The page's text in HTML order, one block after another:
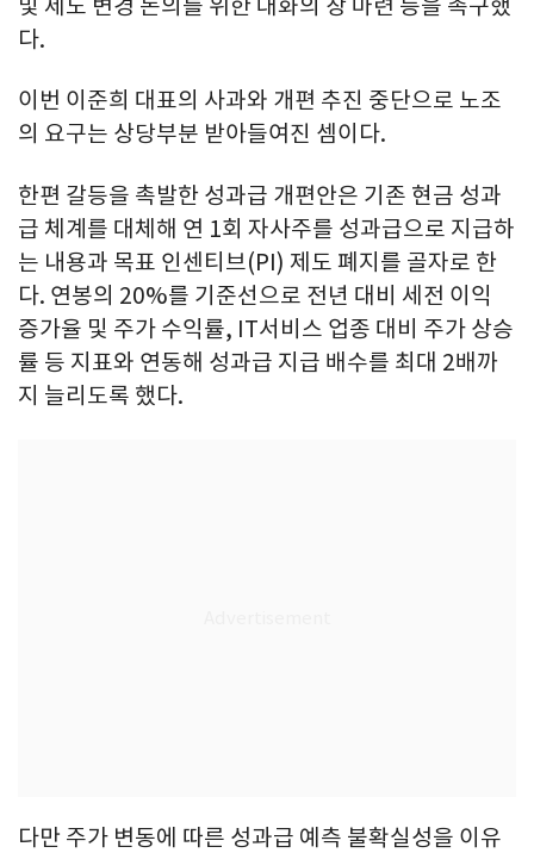
및 제도 변경 논의를 위한 대화의 장 마련 등을 촉구했
다.
이번 이준희 대표의 사과와 개편 추진 중단으로 노조
의 요구는 상당부분 받아들여진 셈이다.
한편 갈등을 촉발한 성과급 개편안은 기존 현금 성과
급 체계를 대체해 연 1회 자사주를 성과급으로 지급하
는 내용과 목표 인센티브(PI) 제도 폐지를 골자로 한
다. 연봉의 20%를 기준선으로 전년 대비 세전 이익
증가율 및 주가 수익률, IT서비스 업종 대비 주가 상승
률 등 지표와 연동해 성과급 지급 배수를 최대 2배까
지 늘리도록 했다.
다만 주가 변동에 따른 성과급 예측 불확실성을 이유